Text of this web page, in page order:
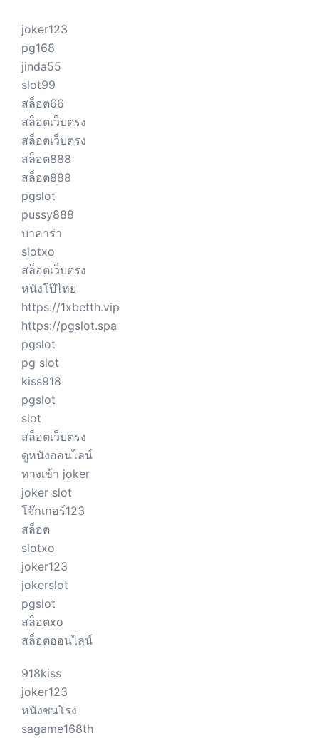
joker123
pg168
jinda55
slot99
สล็อต66
สล็อตเว็บตรง
สล็อตเว็บตรง
สล็อต888
สล็อต888
pgslot
pussy888
บาคาร่า
slotxo
สล็อตเว็บตรง
หนังโป๊ไทย
https://1xbetth.vip
https://pgslot.spa
pgslot
pg slot
kiss918
pgslot
slot
สล็อตเว็บตรง
ดูหนังออนไลน์
ทางเข้า joker
joker slot
โจ๊กเกอร์123
สล็อต
slotxo
joker123
jokerslot
pgslot
สล็อตxo
สล็อตออนไลน์
918kiss
joker123
หนังชนโรง
sagame168th